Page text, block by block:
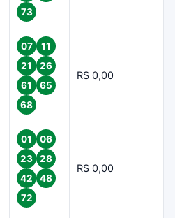
73
07
11
21
26
61
65
68
R$ 0,00
01
06
23
28
42
48
72
R$ 0,00